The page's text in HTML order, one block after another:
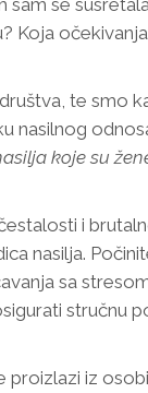
Koja
te smo
nasilnog
koje su
i
nasilja.
sa
stručnu
iz